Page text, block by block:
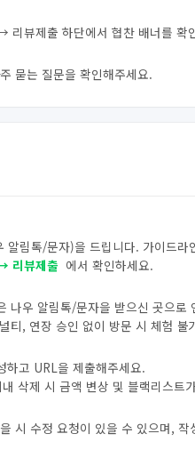
뷰제출 하단에서 협찬 배너를 확
묻는 질문을 확인해주세요.
알림톡/문자)을 드립니다. 가이드
리뷰제출 에서 확인하세요.
나우 알림톡/문자을 받으신 곳으로
티, 연장 승인 없이 방문 시 체험 불
하고 URL을 제출해주세요.
삭제 시 금액 변상 및 블랙리스트
시 수정 요청이 있을 수 있으며,